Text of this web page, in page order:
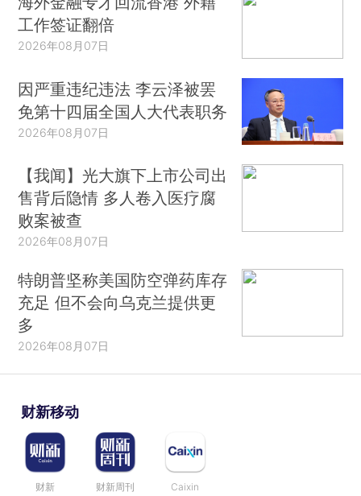
工作签证翻倍
2026年08月07日
因严重违纪违法 李云泽被罢
免第十四届全国人大代表职务
2026年08月07日
【我闻】光大旗下上市公司出
售背后隐情 多人卷入医疗腐
败案被查
2026年08月07日
特朗普坚称美国防空弹药库存
充足 但不会向乌克兰提供更
多
2026年08月07日
财新移动
财新 财新周刊 Caixin